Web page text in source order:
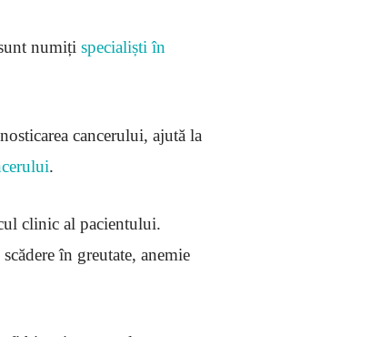
numiți specialiști în
cancerului, ajută la
.
clinic al pacientului.
în greutate, anemie